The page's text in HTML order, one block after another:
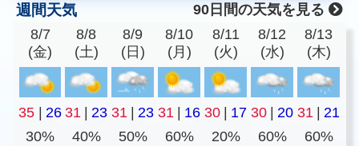
週間天気
90日間の天気を見る
8/7
(金)
8/8
(土)
8/9
(日)
8/10
(月)
8/11
(火)
8/12
(水)
8/13
(木)
35 26 31 23 31 23 31 16 30 17 30 20 31
21
30%
40% 50% 60% 20% 60% 60%